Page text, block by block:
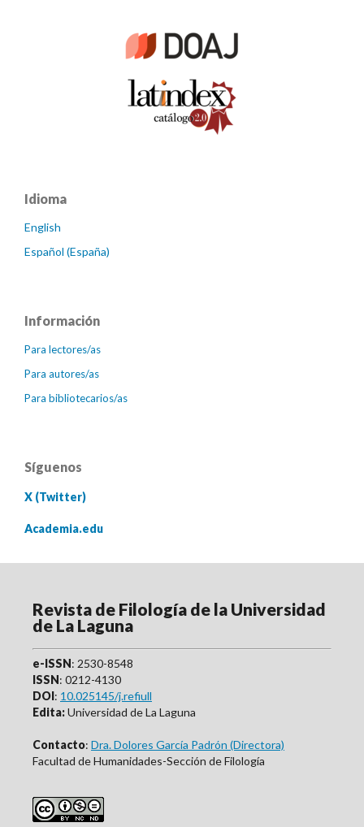
Idioma
English
Español (España)
Información
Para lectores/as
Para autores/as
Para bibliotecarios/as
Síguenos
X (Twitter)
Academia.edu
Revista de Filología de la Universidad
de La Laguna
e-ISSN: 2530-8548
ISSN: 0212-4130
DOI: 10.025145/j.refiull
Edita:Universidad de La Laguna
Contacto: Dra. Dolores García Padrón (Directora)
Facultad de Humanidades-Sección de Filología